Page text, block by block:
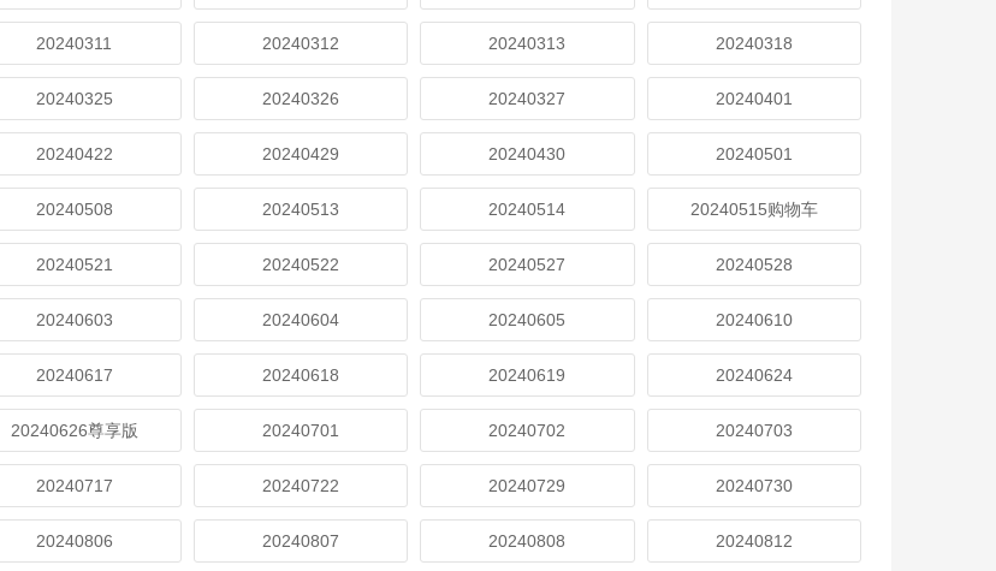
20240311 20240312 20240313 20240318
20240325 20240326 20240327 20240401
20240422 20240429 20240430 20240501
20240508 20240513 20240514 20240515购物车
20240521 20240522 20240527 20240528
20240603 20240604 20240605 20240610
20240617 20240618 20240619 20240624
20240626尊享版 20240701 20240702 20240703
20240717 20240722 20240729 20240730
20240806 20240807 20240808 20240812